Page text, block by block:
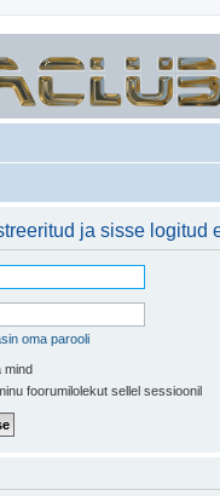
ja sisse logitud
oma parooli
mind
foorumilolekut sellel sessioonil